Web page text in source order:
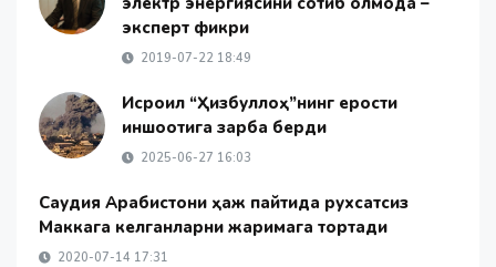
эксперт фикри
2019-07-22 18:49
Исроил “Ҳизбуллоҳ”нинг ерости
иншоотига зарба берди
2025-06-27 16:03
Саудия Арабистони ҳаж пайтида рухсатсиз
Маккага келганларни жаримага тортади
2020-07-14 17:31